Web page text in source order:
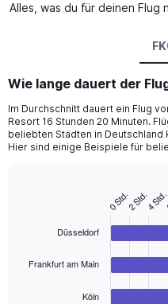
Alles, was du für deinen Flug
Wie lange dauert der
Im Durchschnitt dauert ein Flug
Resort 16 Stunden 20 Minuten.
beliebten Städten in
Hier sind einige Beispiele für
Düsseldorf
Frankfurt am Main
Köln
0 Std.2 Std.4 Std.